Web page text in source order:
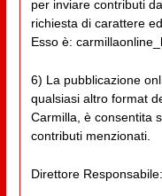
per inviare contributi
richiesta di carattere
Esso è:
6) La pubblicazione
qualsiasi altro format
Carmilla, è consentita
contributi menzionati.
Direttore